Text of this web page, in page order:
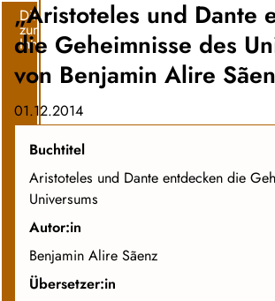
Direkt
zum
Inhalt
„Aristoteles und Dante
die Geheimnisse des
von Benjamin Alire
01.12.2014
Buchtitel
Aristoteles und Dante entdecken die
Universums
Autor:in
Benjamin Alire Sãenz
Übersetzer:in